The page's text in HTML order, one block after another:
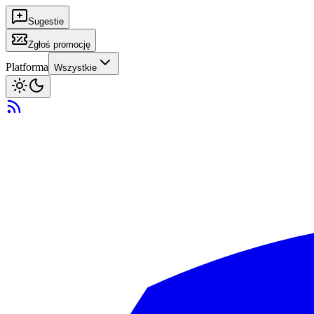
Sugestie
Zgłoś promocję
Platforma Wszystkie